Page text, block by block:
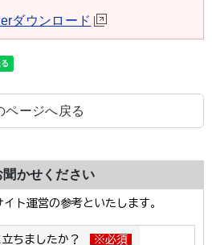
ダウンロード
ページへ戻る
かせください